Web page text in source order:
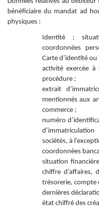
bénéficiaire du mandat ad
physiques :
Identité ;
coordonnées
Carte d’identité ou
activité exercée
procédure ;
extrait
mentionnés aux
commerce ;
numéro
sociétés, à
coordonnées
situation
chiffre d’affaires,
trésorerie, compte
dernières
état chiffré des